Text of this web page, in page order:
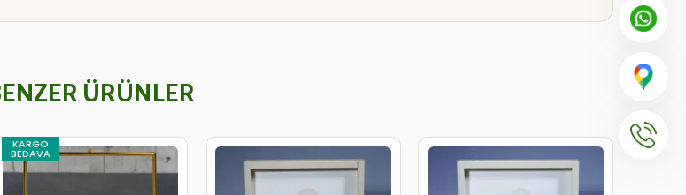
ÜRÜNLER
KARGO
BEDAVA